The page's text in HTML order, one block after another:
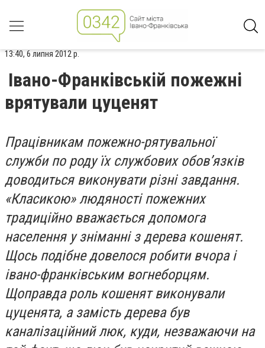
13:40, 6 липня 2012 р.
Івано-Франківській пожежні
врятували цуценят
Працівникам пожежно-рятувальної
служби по роду їх службових обов’язків
доводиться виконувати різні завдання.
«Класикою» людяності пожежних
традиційно вважається допомога
населення у зніманні з дерева кошенят.
Щось подібне довелося робити вчора і
івано-франківським вогнеборцям.
Щоправда роль кошенят виконували
цуценята, а замість дерева був
каналізаційний люк, куди, незважаючи на